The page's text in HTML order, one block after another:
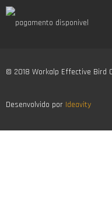
© 2018 Workalp Effective Bird
Desenvolvido por Ideavity